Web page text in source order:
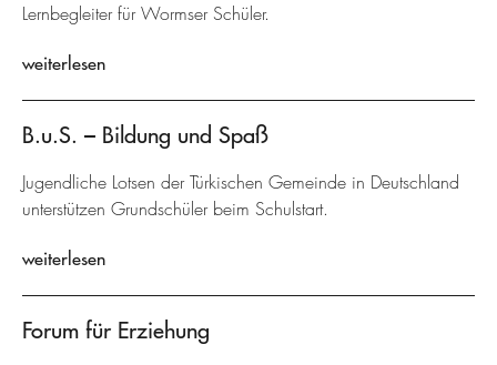
Lernbegleiter für Wormser Schüler.
weiterlesen
B.u.S. – Bildung und Spaß
Jugendliche Lotsen der Türkischen Gemeinde in Deutschland
unterstützen Grundschüler beim Schulstart.
weiterlesen
Forum für Erziehung